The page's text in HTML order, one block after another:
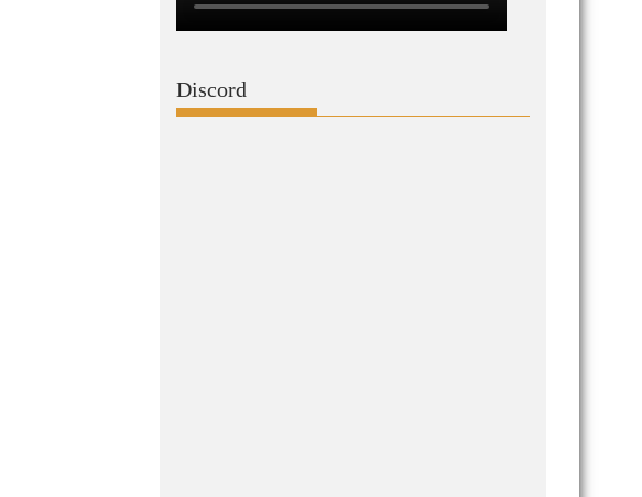
Discord